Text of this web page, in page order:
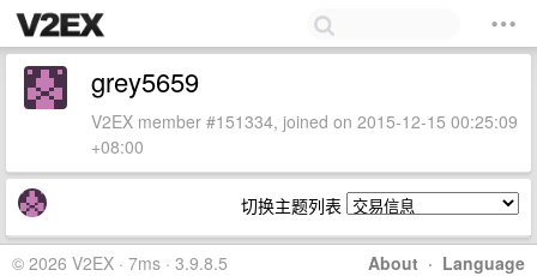
grey5659
V2EX member #151334, joined on 2015-12-15 00:25:09
+08:00
切换主题列表
About · Language
© 2026 V2EX · 7ms · 3.9.8.5